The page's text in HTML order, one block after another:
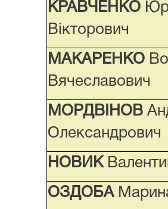
КРАВЧЕНКО
Вікторович
МАКАРЕНКО
Вячеславович
МОРДВІНОВ
Олександрович
НОВИК
ОЗДОБА